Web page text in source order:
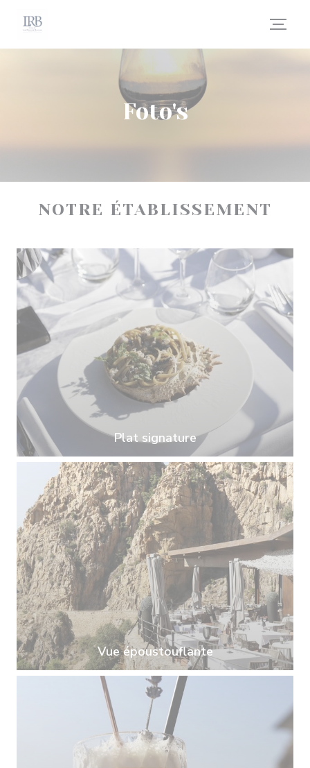
Foto's
NOTRE ÉTABLISSEMENT
Plat signature
Vue époustouflante